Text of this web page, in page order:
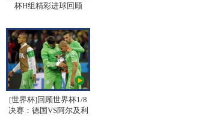
杯H组精彩进球回顾
[世界杯]回顾世界杯1/8
决赛：德国VS阿尔及利